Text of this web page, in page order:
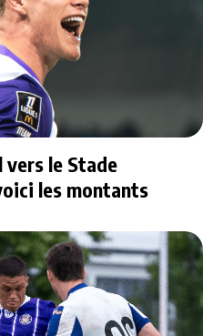
vers le Stade
les montants